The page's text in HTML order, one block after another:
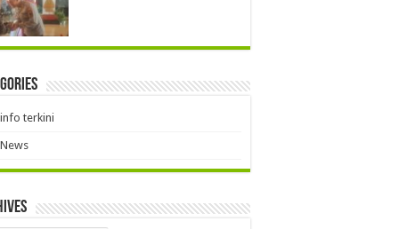
info terkini
News